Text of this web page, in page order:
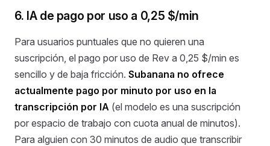
6. IA de pago por uso a 0,25 $/min
Para usuarios puntuales que no quieren una
suscripción, el pago por uso de Rev a 0,25 $/min es
sencillo y de baja fricción. Subanana no ofrece
actualmente pago por minuto por uso en la
transcripción por IA (el modelo es una suscripción
por espacio de trabajo con cuota anual de minutos).
Para alguien con 30 minutos de audio que transcribir